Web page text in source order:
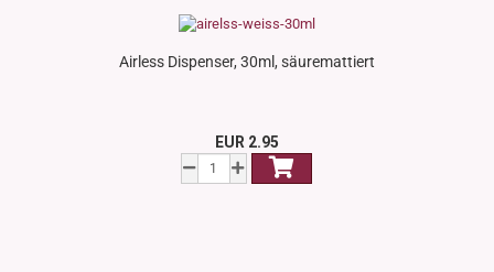
Airless Dispenser, 30ml, säuremattiert
EUR 2.95